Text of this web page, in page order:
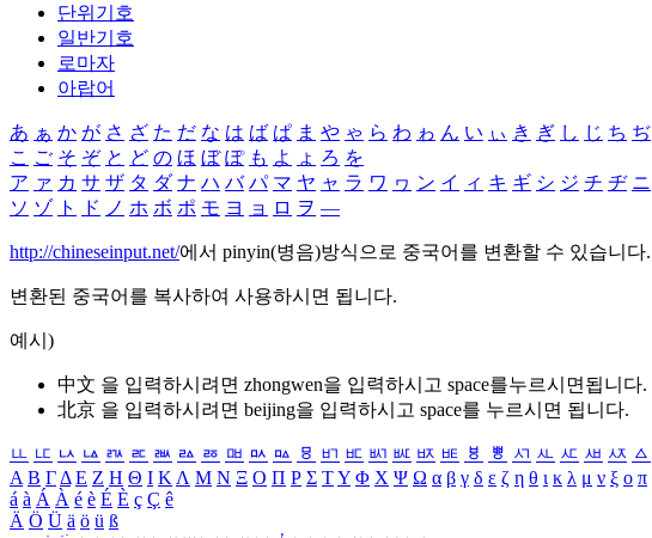
단위기호
일반기호
로마자
아랍어
あ ぁ か が さ ざ た だ な は ば ぱ ま や ゃ ら わ ゎ ん い ぃ き ぎ し じ ち ぢ
こ ご そ ぞ と ど の ほ ぼ ぽ も よ ょ ろ を
ア ァ カ サ ザ タ ダ ナ ハ バ パ マ ヤ ャ ラ ワ ヮ ン イ ィ キ ギ シ ジ チ ヂ ニ
ソ ゾ ト ド ノ ホ ボ ポ モ ヨ ョ ロ ヲ ―
http://chineseinput.net/에서 pinyin(병음)방식으로 중국어를 변환할 수 있습니다.
변환된 중국어를 복사하여 사용하시면 됩니다.
예시)
中文 을 입력하시려면 zhongwen을 입력하시고 space를누르시면됩니다.
北京 을 입력하시려면 beijing을 입력하시고 space를 누르시면 됩니다.
ㅥ ㅦ ㅧ ㅨ ㅩ ㅪ ㅫ ㅬ ㅭ ㅮ ㅯ ㅰ ㅱ ㅲ ㅳ ㅴ ㅵ ㅶ ㅷ ㅸ ㅹ ㅺ ㅻ ㅼ ㅽ ㅾ ㅿ
Α Β ΓΔ Ε Ζ Η Θ Ι ΚΛ Μ Ν Ξ Ο Π Ρ Σ ΤΥ Φ Χ Ψ Ω α β γ δ ε ζ η θ ι κ λ μ ν ξ ο π
á à Á À é è É È ç Ç ê
Ä Ö Ü ä ö ü ß